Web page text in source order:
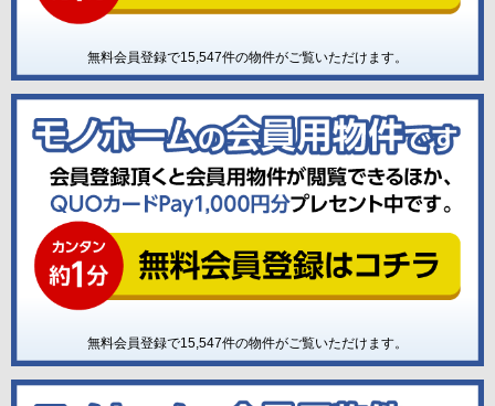
無料会員登録で15,547件の物件がご覧いただけます。
無料会員登録で15,547件の物件がご覧いただけます。